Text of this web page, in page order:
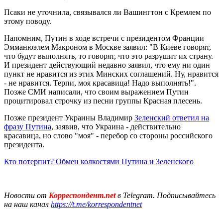
Псаки не уточнила, связывался ли Вашингтон с Кремлем по
этому поводу.
Напомним, Путин в ходе встречи с президентом Франции
Эмманюэлем Макроном в Москве заявил: "В Киеве говорят,
что будут выполнять, то говорят, что это разрушит их страну.
И президент действующий недавно заявил, что ему ни один
пункт не нравится из этих Минских соглашений. Ну, нравится
- не нравится. Терпи, моя красавица! Надо выполнять!".
Позже СМИ написали, что своим выражением Путин
процитировал строчку из песни группы Красная плесень.
Позже президент Украины Владимир Зеленский ответил на
фразу Путина, заявив, что Украина - действительно
красавица, но слово "моя" - перебор со стороны российского
президента.
Кто потерпит? Обмен колкостями Путина и Зеленского
Новости от Корреспондент.netв Telegram. Подписывайтесь
на наш канал https://t.me/korrespondentnet